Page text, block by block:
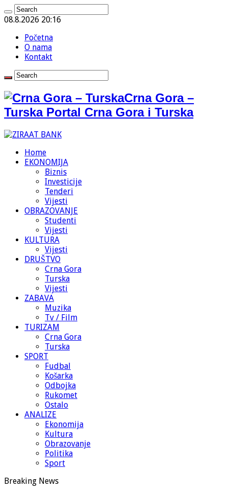
08.8.2026 20:16
Početna
O nama
Kontakt
Crna Gora –
Turska Portal Crna Gora i Turska
Home
EKONOMIJA
Biznis
Investicije
Tenderi
Vijesti
OBRAZOVANJE
Studenti
Vijesti
KULTURA
Vijesti
DRUŠTVO
Crna Gora
Turska
Vijesti
ZABAVA
Muzika
Tv / Film
TURIZAM
Crna Gora
Turska
SPORT
Fudbal
Košarka
Odbojka
Rukomet
Ostalo
ANALIZE
Ekonomija
Kultura
Obrazovanje
Politika
Sport
Breaking News